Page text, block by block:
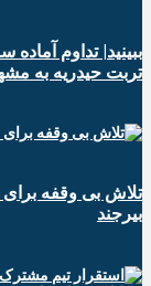
ببینید| تداوم
تربت حیدریه به
بیرجند